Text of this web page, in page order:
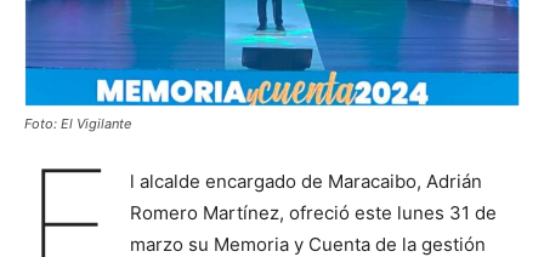
Foto: El Vigilante
l alcalde encargado de Maracaibo, Adrián
Romero Martínez, ofreció este lunes 31 de
marzo su Memoria y Cuenta de la gestión